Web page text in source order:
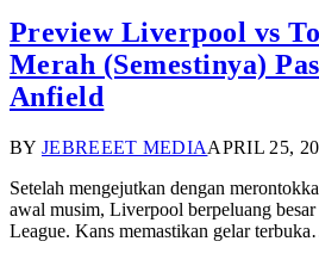
Preview Liverpool vs
Merah (Semestinya)
Anfield
BY JEBREEET MEDIAAPRIL 25,
Setelah mengejutkan dengan
awal musim, Liverpool berpeluang
League. Kans memastikan gelar